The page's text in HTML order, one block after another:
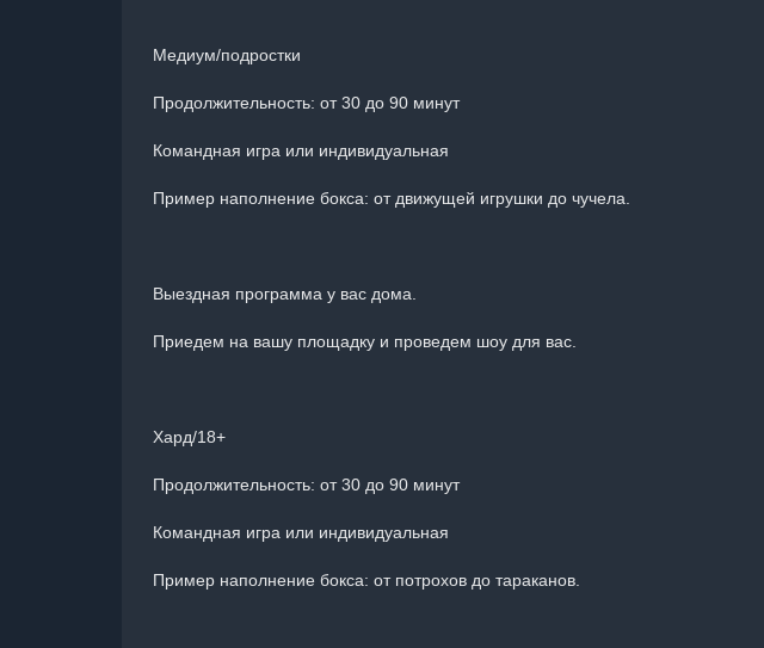
Медиум/подростки
Продолжительность: от 30 до 90 минут
Командная игра или индивидуальная
Пример наполнение бокса: от движущей игрушки до чучела.
Выездная программа у вас дома.
Приедем на вашу площадку и проведем шоу для вас.
Хард/18+
Продолжительность: от 30 до 90 минут
Командная игра или индивидуальная
Пример наполнение бокса: от потрохов до тараканов.